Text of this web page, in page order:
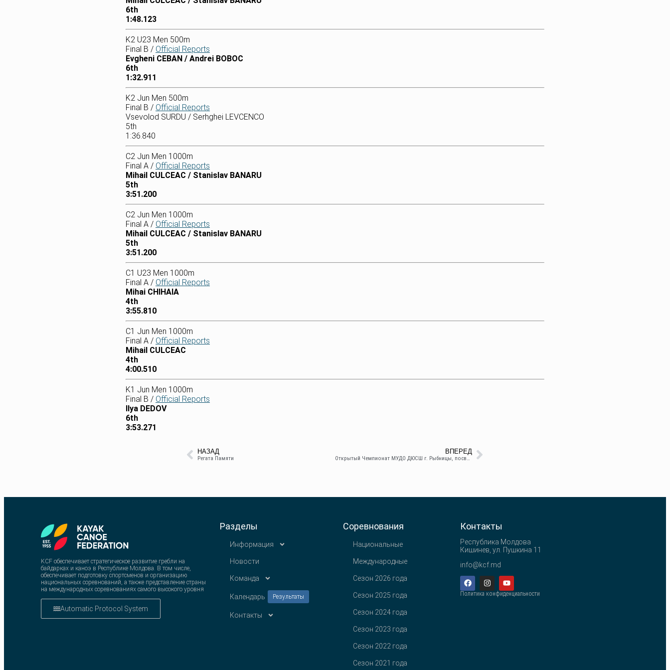
6th
1:48.123
K2 U23 Men 500m
Final B / Official Reports
Evgheni CEBAN / Andrei BOBOC
6th
1:32.911
K2 Jun Men 500m
Final B / Official Reports
Vsevolod SURDU / Serhghei LEVCENCO
5th
1:36.840
C2 Jun Men 1000m
Final A / Official Reports
Mihail CULCEAC / Stanislav BANARU
5th
3:51.200
C2 Jun Men 1000m
Final A / Official Reports
Mihail CULCEAC / Stanislav BANARU
5th
3:51.200
C1 U23 Men 1000m
Final A / Official Reports
Mihai CHIHAIA
4th
3:55.810
C1 Jun Men 1000m
Final A / Official Reports
Mihail CULCEAC
4th
4:00.510
K1 Jun Men 1000m
Final B / Official Reports
Ilya DEDOV
6th
3:53.271
НАЗАД
Регата Памяти
ВПЕРЕД
Открытый Чемпионат МУДО ДЮСШ г. Рыбницы, посвященный дню начала войны Свеча памяти
KCF обеспечивает стратегическое развитие гребли на
байдарках и каноэ в Республике Молдова. В том числе,
обеспечивает подготовку спортсменов и организацию
национальных соревнований, а также представление страны
на международных соревнованиях самого высокого уровня
Automatic Protocol System
Разделы
Информация
Новости
Команда
Календарь Результаты
Контакты
Соревнования
Национальные
Международные
Сезон 2026 года
Сезон 2025 года
Сезон 2024 года
Сезон 2023 года
Сезон 2022 года
Сезон 2021 года
Контакты
Республика Молдова
Кишинев, ул. Пушкина 11
info@kcf.md
Политика конфиденциальности